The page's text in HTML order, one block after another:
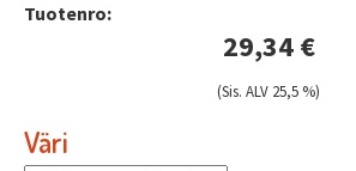
Tuotenro:
29,34 €
(Sis. ALV 25,5 %)
Väri